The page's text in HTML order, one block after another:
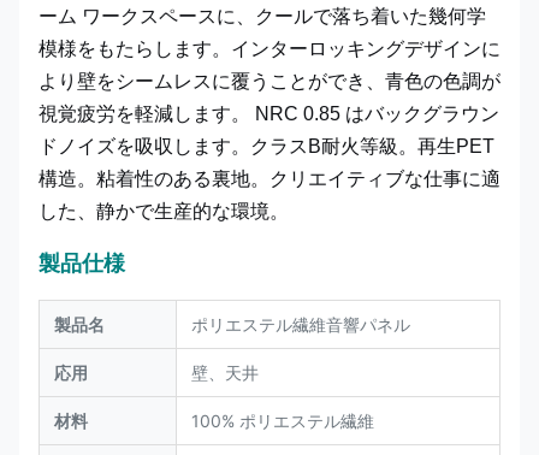
ーム ワークスペースに、クールで落ち着いた幾何学
模様をもたらします。インターロッキングデザインに
より壁をシームレスに覆うことができ、青色の色調が
視覚疲労を軽減します。 NRC 0.85 はバックグラウン
ドノイズを吸収します。クラスB耐火等級。再生PET
構造。粘着性のある裏地。クリエイティブな仕事に適
した、静かで生産的な環境。
製品仕様
製品名 ポリエステル繊維音響パネル
応用 壁、天井
材料 100% ポリエステル繊維